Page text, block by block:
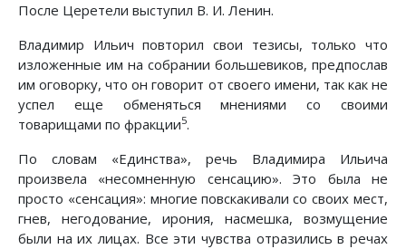
После Церетели выступил В. И. Ленин.
Владимир Ильич повторил свои тезисы, только что
изложенные им на собрании большевиков, предпослав
им оговорку, что он говорит от своего имени, так как не
успел еще обменяться мнениями со своими
товарищами по фракции5.
По словам «Единства», речь Владимира Ильича
произвела «несомненную сенсацию». Это была не
просто «сенсация»: многие повскакивали со своих мест,
гнев, негодование, ирония, насмешка, возмущение
были на их лицах. Все эти чувства отразились в речах